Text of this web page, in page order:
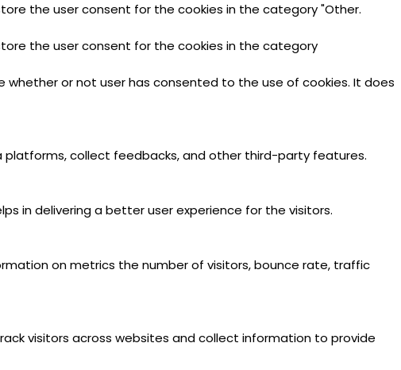
the user consent for the cookies in the category "Other.
the user consent for the cookies in the category
whether or not user has consented to the use of cookies. It does
collect feedbacks, and other third-party features.
in delivering a better user experience for the visitors.
on metrics the number of visitors, bounce rate, traffic
visitors across websites and collect information to provide